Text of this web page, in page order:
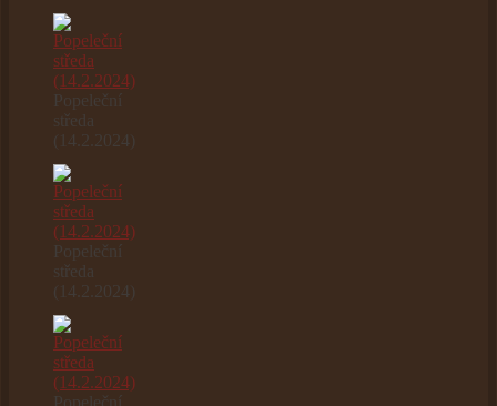
Popeleční
středa
(14.2.2024)
Popeleční
středa
(14.2.2024)
Popeleční